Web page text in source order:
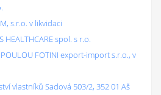
s.r.o. v likvidaci
HEALTHCARE spol. s r.o.
FOTINI export-import s.r.o., v
vlastníků Sadová 503/2, 352 01 Aš